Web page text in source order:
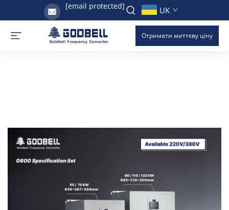
[email protected] UK
Отримати миттєву ціну